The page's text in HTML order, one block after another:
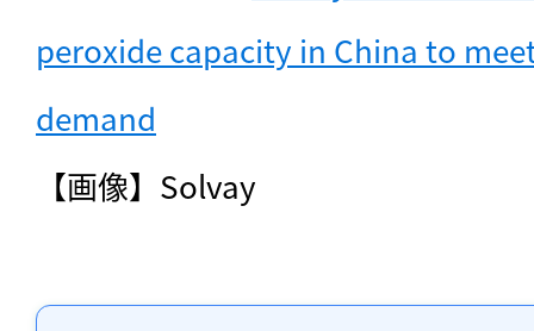
peroxide capacity in China to
demand
【画像】Solvay